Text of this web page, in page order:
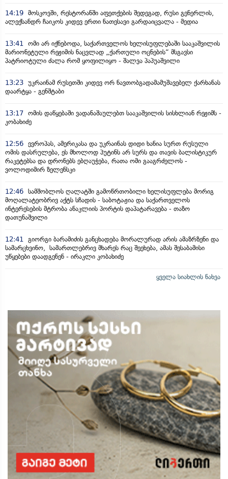
14:19 მოსკოვში, რესტორანში აფეთქების შედეგად, რუსი გენერლის,
ალექსანდრ ჩაიკოს კიდევ ერთი ნათესავი გარდაიცვალა - მედია
13:41
ომი არ იქნებოდა, საქართველოს ხელისუფლებაში სააკაშვილის
მარიონეტული რეჟიმის ნაცვლად „ქართული ოცნების“ მსგავსი
პატრიოტული ძალა რომ ყოფილიყო - შალვა პაპუაშვილი
13:23 უკრაინამ რუსეთში კიდევ ორ ნავთობგადამამუშავებელ ქარხანას
დაარტყა - გენშტაბი
13:17 ომის დაწყებაში ვადანაშაულებთ სააკაშვილის სისხლიან რეჟიმს -
კობახიძე
12:56 ევროპას, ამერიკასა და უკრაინას დიდი ხანია სურთ რუსული
ომის დასრულება, ეს მხოლოდ პუტინს არ სურს და თავის ბალისტიკურ
რაკეტებსა და დრონებს ებღაუჭება, რათა ომი გააგრძელოს -
ვოლოდიმირ ზელენსკი
12:46 სამშობლოს ღალატში გამოწრთობილი ხელისუფლება მორიგ
მოღალატეობრივ აქტს სჩადის - საბოტაჟია და საქართველოს
ინტერესების მტრობა ანაკლიის პორტის დაპატარავება - თაზო
დათუნაშვილი
12:41
გიორგი ბარამიძის განცხადება მორალურად არის ამაზრზენი და
სამარცხვინო, სამართლებრივ მხარეს რაც შეეხება, ამას შესაბამისი
უწყებები დაადგენენ - ირაკლი კობახიძე
ყველა სიახლის ნახვა